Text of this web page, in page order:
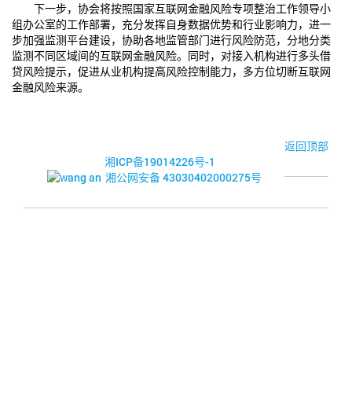
下一步，协会将按照国家互联网金融风险专项整治工作领导小
组办公室的工作部署，充分发挥自身数据优势和行业影响力，进一
步加强监测平台建设，协助各地监管部门进行风险防范，分地分类
监测不同区域间的互联网金融风险。同时，对接入机构进行多头借
贷风险提示，促进从业机构提高风险控制能力，多方位切断互联网
金融风险来源。
返回顶部
湘ICP备19014226号-1
湘公网安备 43030402000275号